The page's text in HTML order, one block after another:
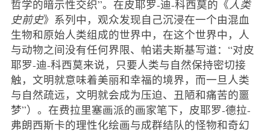
哲学的暗示性交织”。在皮耶罗-迪-科西莫的《人类
史前史》系列中，观众发现自己沉浸在一个由混血
生物和原始人类组成的世界中，在这个世界中，人
与动物之间没有任何界限、帕诺夫斯基写道：“对皮
耶罗-迪-科西莫来说，只要人类与自然保持密切接
触，文明就意味着美丽和幸福的境界，而一旦人类
与自然疏远，文明就会成为压迫、丑陋和痛苦的噩
梦”）。在费拉里塞画派的画家笔下，皮耶罗-德拉-
弗朗西斯卡的理性化绘画与成群结队的怪物和奇幻